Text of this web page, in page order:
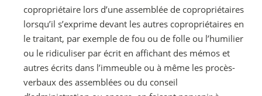
copropriétaire lors d’une assemblée de copropriétaires
lorsqu’il s’exprime devant les autres copropriétaires en
le traitant, par exemple de fou ou de folle ou l’humilier
ou le ridiculiser par écrit en affichant des mémos et
autres écrits dans l’immeuble ou à même les procès-
verbaux des assemblées ou du conseil